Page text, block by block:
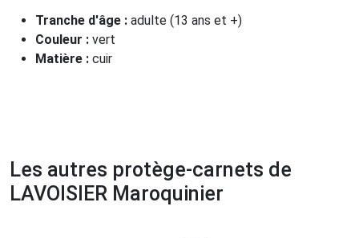
Tranche d'âge : adulte (13 ans et +)
Couleur : vert
Matière : cuir
Les autres protège-carnets de
LAVOISIER Maroquinier